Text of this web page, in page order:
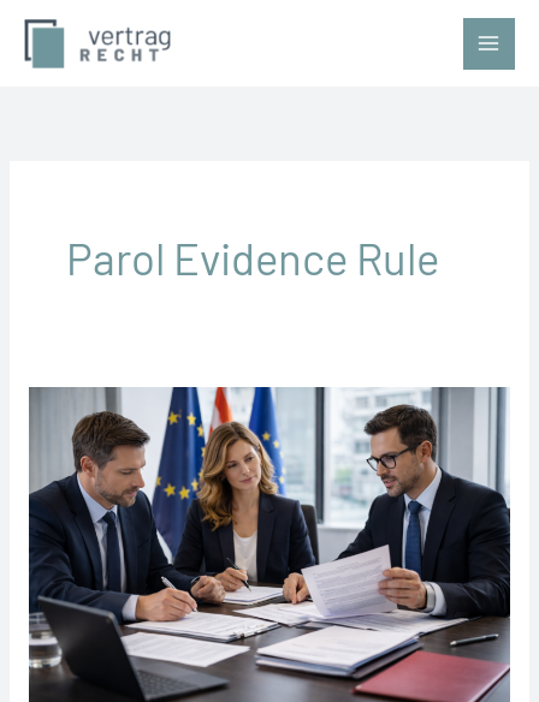
Zum
Parol Evidence Rule